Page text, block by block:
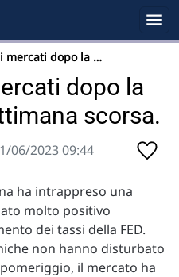
mercati dopo la …
dopo la
scorsa.
06/2023 09:44
ha intrappreso una
molto positivo
dei tassi della FED.
non hanno disturbato
il mercato ha